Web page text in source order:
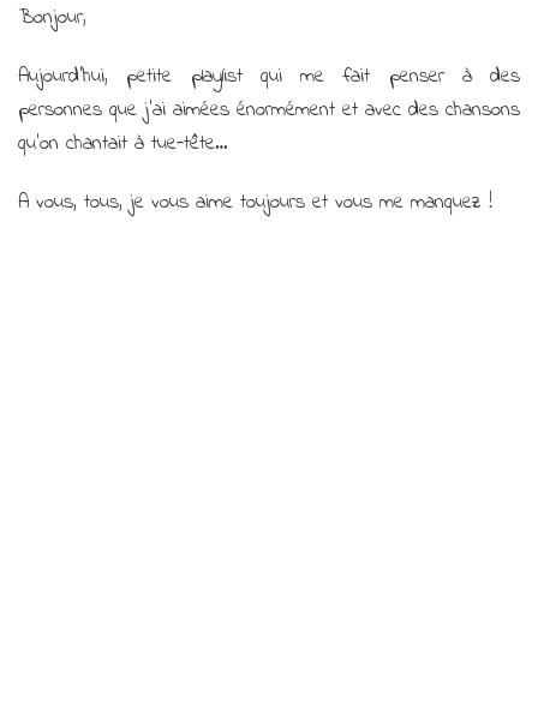
to
souvenirs
:)
Bonjour,
Aujourd’hui, petite playlist qui me fait penser à des
personnes que j’ai aimées énormément et avec des chansons
qu’on chantait à tue-tête…
A vous, tous, je vous aime toujours et vous me manquez !